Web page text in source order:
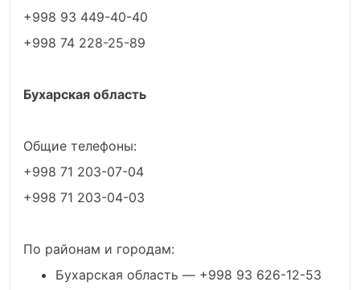
+998 93 449-40-40
+998 74 228-25-89
Бухарская область
Общие телефоны:
+998 71 203-07-04
+998 71 203-04-03
По районам и городам:
Бухарская область — +998 93 626-12-53